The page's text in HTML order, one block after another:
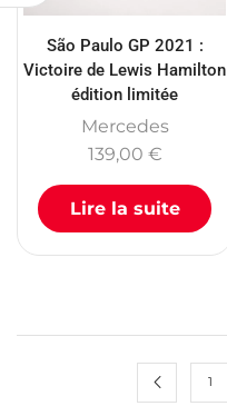
São Paulo GP 2021 :
Victoire de Lewis Hamilton
édition limitée
Mercedes
139,00 €
Lire la suite
1